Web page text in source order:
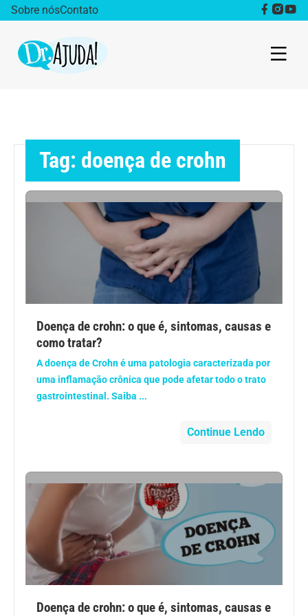
Sobre nósContato
Obesidade
Destaque
Bem estar
Saúde da mulher
Anemia
Anestesia
Aparelho Digestivo
Câncer
Cirurgia Plástica
Coronavírus
Dengue
Tag: doença de crohn
Doença de crohn: o que é, sintomas, causas e
como tratar?
A doença de Crohn é uma patologia caracterizada por
uma inflamação crônica que pode afetar todo o trato
gastrointestinal. Saiba ...
Continue Lendo
Doença de crohn: o que é, sintomas, causas e